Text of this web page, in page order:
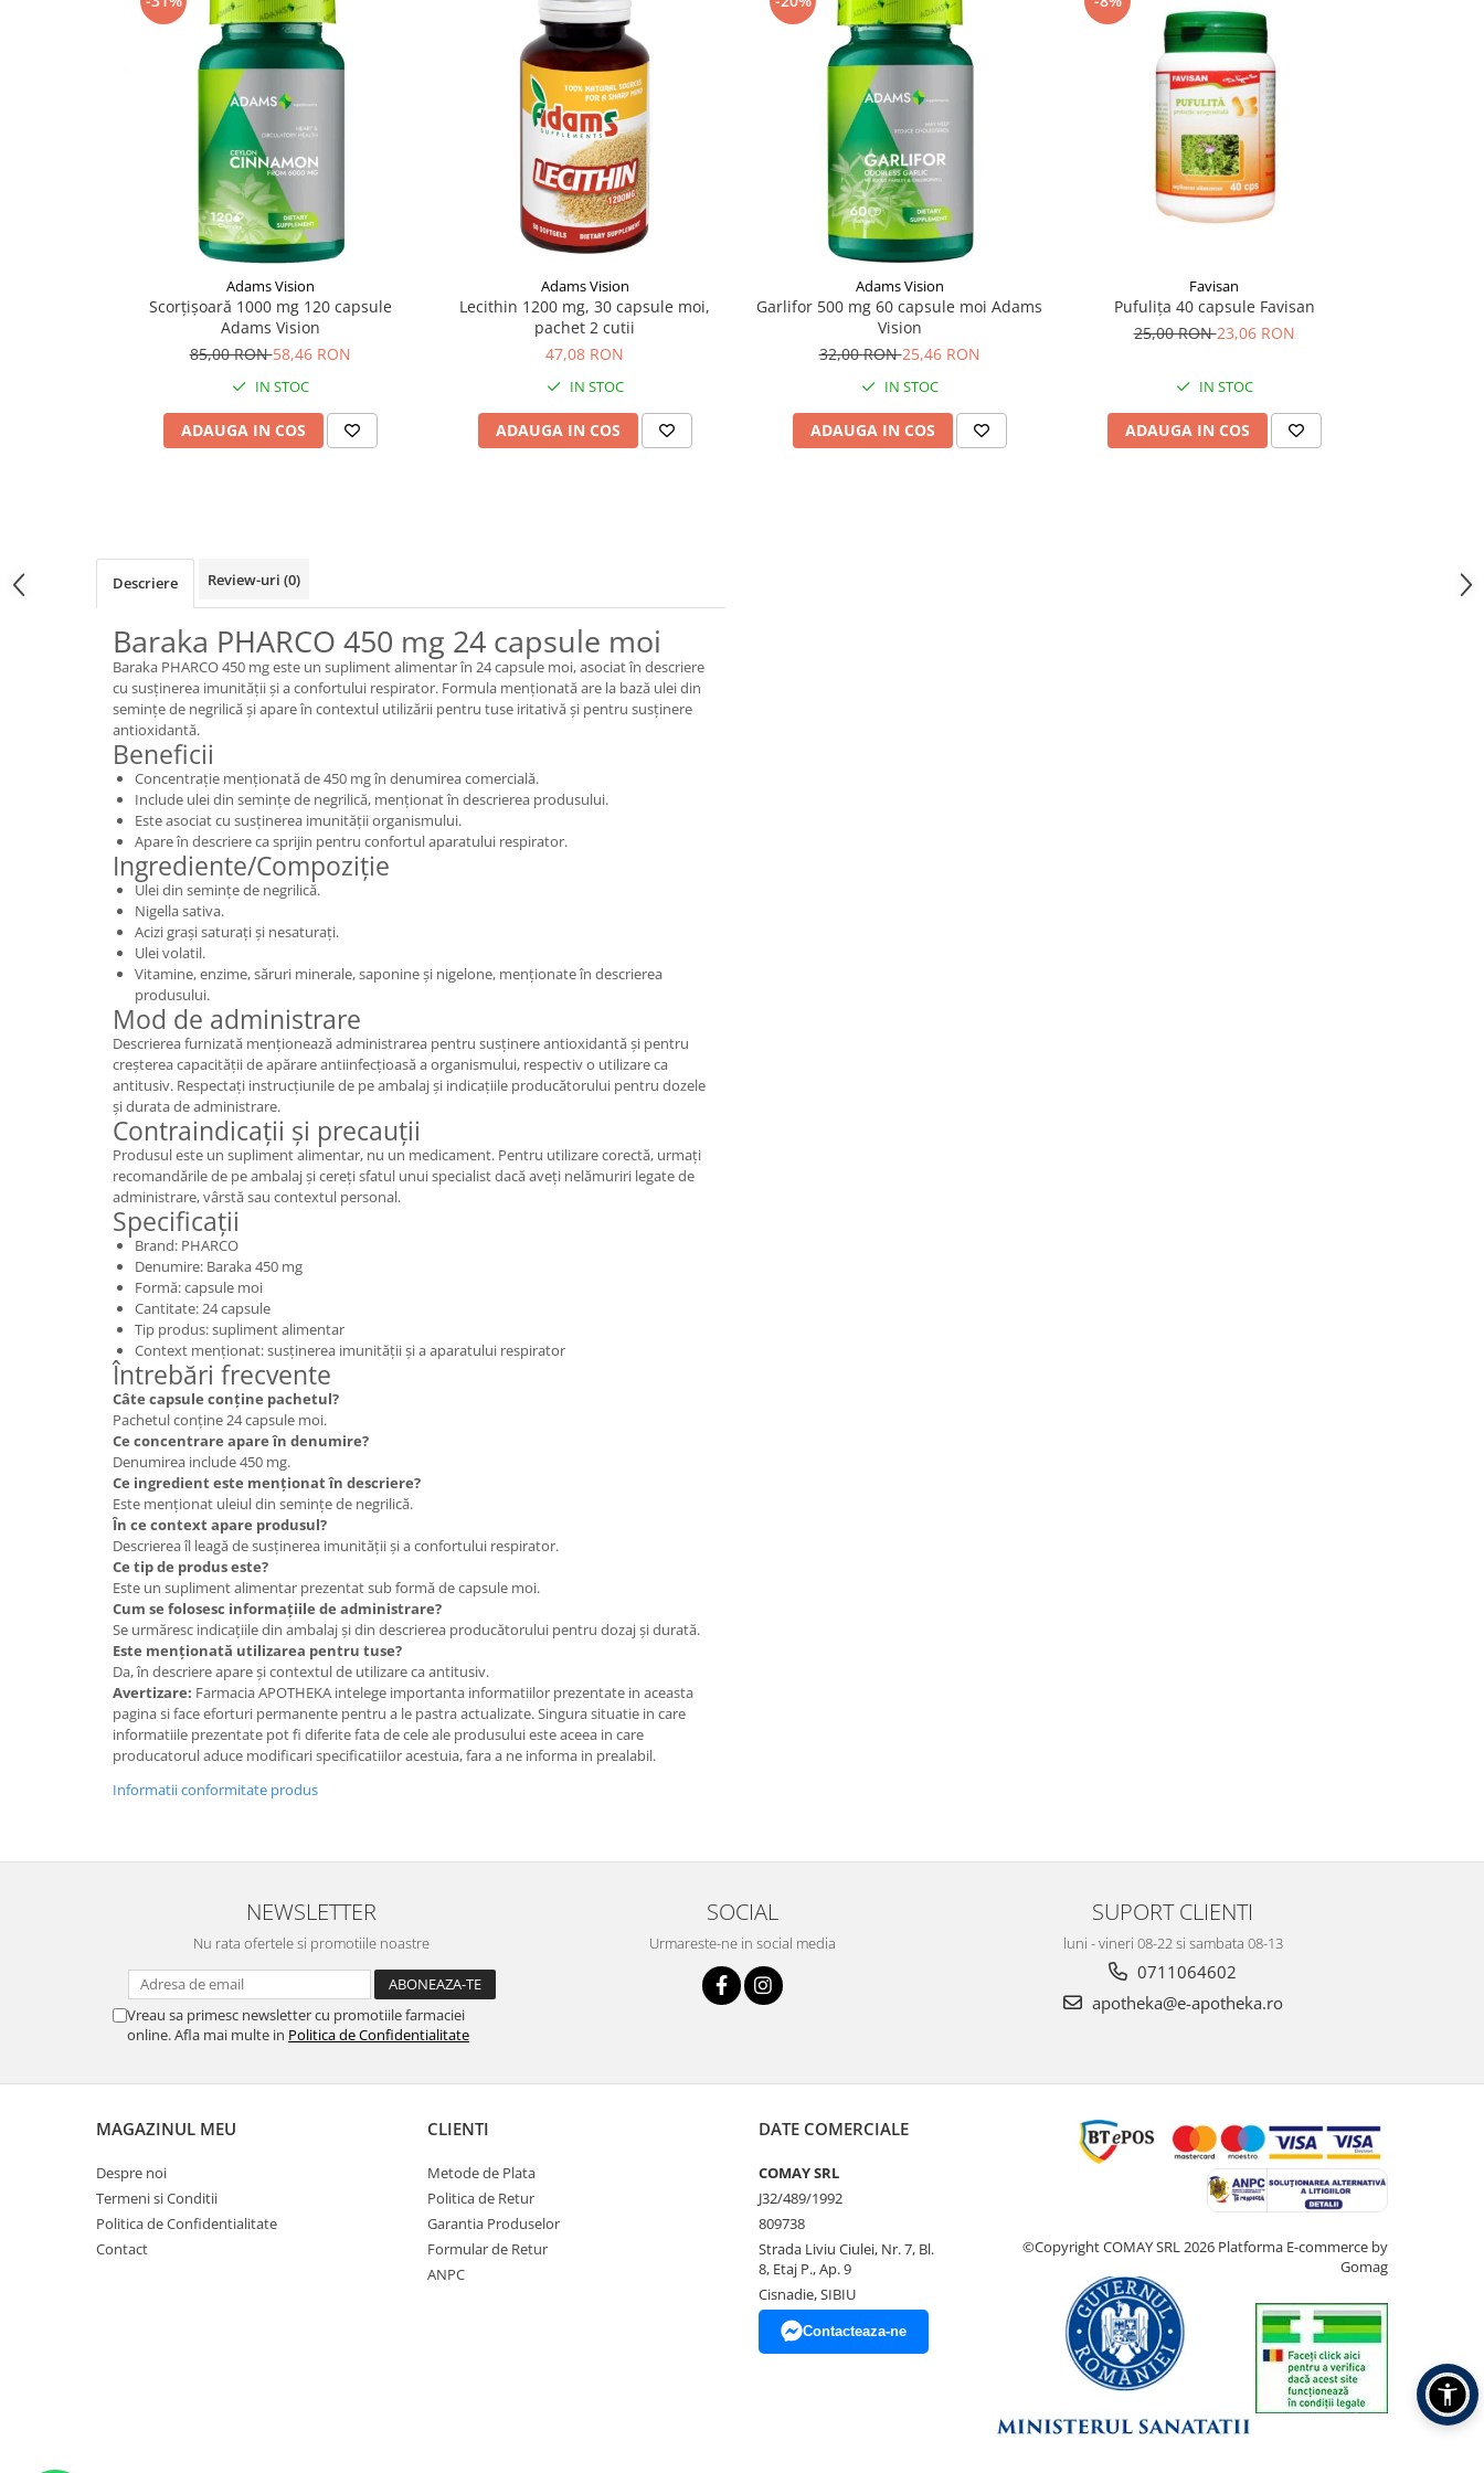
Supliment Vitamina D3
Adams Vision
Scorțișoară 1000 mg 120 capsule
Adams Vision
85,00 RON58,46 RON
IN STOC
ADAUGA IN COS
Adams Vision
Lecithin 1200 mg, 30 capsule moi,
pachet 2 cutii
47,08 RON
IN STOC
ADAUGA IN COS
Adams Vision
Garlifor 500 mg 60 capsule moi Adams
Vision
32,00 RON25,46 RON
IN STOC
ADAUGA IN COS
Favisan
Pufulița 40 capsule Favisan
25,00 RON23,06 RON
IN STOC
ADAUGA IN COS
Descriere Review-uri (0)
Baraka PHARCO 450 mg 24 capsule moi
Baraka PHARCO 450 mg este un supliment alimentar în 24 capsule moi, asociat în descriere
cu susținerea imunității și a confortului respirator. Formula menționată are la bază ulei din
semințe de negrilică și apare în contextul utilizării pentru tuse iritativă și pentru susținere
antioxidantă.
Beneficii
Concentrație menționată de 450 mg în denumirea comercială.
Include ulei din semințe de negrilică, menționat în descrierea produsului.
Este asociat cu susținerea imunității organismului.
Apare în descriere ca sprijin pentru confortul aparatului respirator.
Ingrediente/Compoziție
Ulei din semințe de negrilică.
Nigella sativa.
Acizi grași saturați și nesaturați.
Ulei volatil.
Vitamine, enzime, săruri minerale, saponine și nigelone, menționate în descrierea
produsului.
Mod de administrare
Descrierea furnizată menționează administrarea pentru susținere antioxidantă și pentru
creșterea capacității de apărare antiinfecțioasă a organismului, respectiv o utilizare ca
antitusiv. Respectați instrucțiunile de pe ambalaj și indicațiile producătorului pentru dozele
și durata de administrare.
Contraindicații și precauții
Produsul este un supliment alimentar, nu un medicament. Pentru utilizare corectă, urmați
recomandările de pe ambalaj și cereți sfatul unui specialist dacă aveți nelămuriri legate de
administrare, vârstă sau contextul personal.
Specificații
Brand: PHARCO
Denumire: Baraka 450 mg
Formă: capsule moi
Cantitate: 24 capsule
Tip produs: supliment alimentar
Context menționat: susținerea imunității și a aparatului respirator
Întrebări frecvente
Câte capsule conține pachetul?
Pachetul conține 24 capsule moi.
Ce concentrare apare în denumire?
Denumirea include 450 mg.
Ce ingredient este menționat în descriere?
Este menționat uleiul din semințe de negrilică.
În ce context apare produsul?
Descrierea îl leagă de susținerea imunității și a confortului respirator.
Ce tip de produs este?
Este un supliment alimentar prezentat sub formă de capsule moi.
Cum se folosesc informațiile de administrare?
Se urmăresc indicațiile din ambalaj și din descrierea producătorului pentru dozaj și durată.
Este menționată utilizarea pentru tuse?
Da, în descriere apare și contextul de utilizare ca antitusiv.
Avertizare: Farmacia APOTHEKA intelege importanta informatiilor prezentate in aceasta
pagina si face eforturi permanente pentru a le pastra actualizate. Singura situatie in care
informatiile prezentate pot fi diferite fata de cele ale produsului este aceea in care
producatorul aduce modificari specificatiilor acestuia, fara a ne informa in prealabil.
Informatii conformitate produs
NEWSLETTER
Nu rata ofertele si promotiile noastre
Vreau sa primesc newsletter cu promotiile farmaciei
online. Afla mai multe in Politica de Confidentialitate
SOCIAL
Urmareste-ne in social media
SUPORT CLIENTI
luni - vineri 08-22 si sambata 08-13
0711064602
apotheka@e-apotheka.ro
MAGAZINUL MEU
Despre noi
Termeni si Conditii
Politica de Confidentialitate
Contact
CLIENTI
Metode de Plata
Politica de Retur
Garantia Produselor
Formular de Retur
ANPC
DATE COMERCIALE
COMAY SRL
J32/489/1992
809738
Strada Liviu Ciulei, Nr. 7, Bl.
8, Etaj P., Ap. 9
Cisnadie, SIBIU
Contacteaza-ne
©Copyright COMAY SRL 2026 Platforma E-commerce by
Gomag